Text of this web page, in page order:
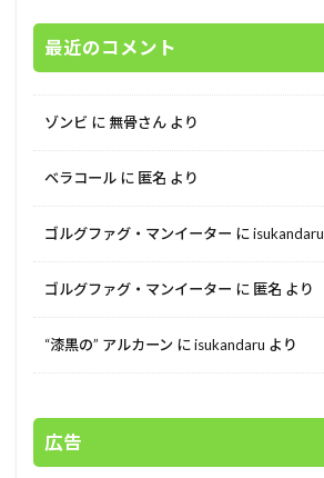
最近のコメント
ゾンビ に 無骨さん より
ベラコール に 匿名 より
ゴルグファグ・マンイーター にisukandaru
ゴルグファグ・マンイーター に 匿名 より
“漆黒の” アルカーン にisukandaru より
広告